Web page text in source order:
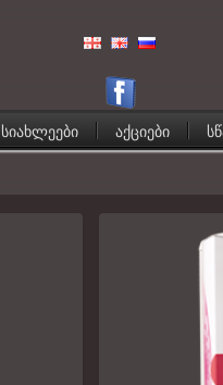
სიახლეები აქციები